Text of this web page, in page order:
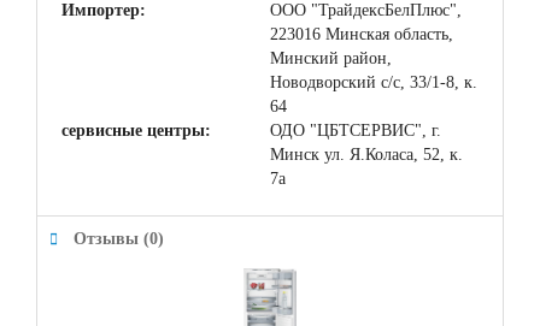
Импортер:
ООО "ТрайдексБелПлюс",
223016 Минская область,
Минский район,
Новодворский с/с, 33/1-8, к.
64
сервисные центры:
ОДО "ЦБТСЕРВИС", г.
Минск ул. Я.Коласа, 52, к.
7а
Отзывы (0)